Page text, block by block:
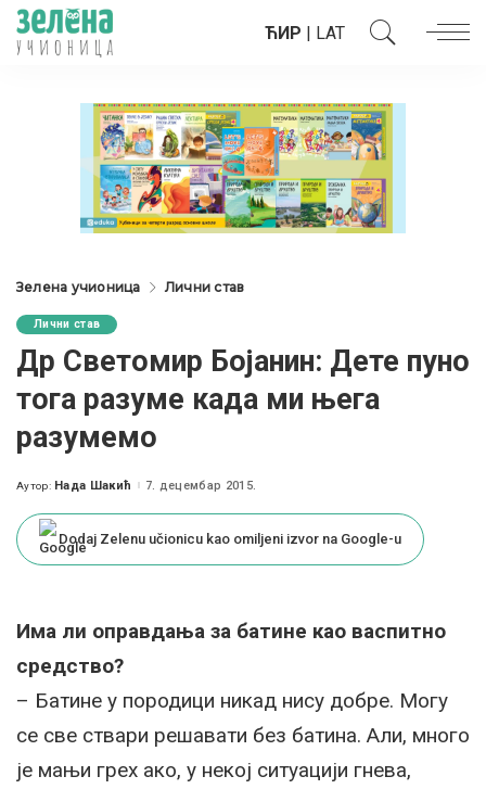
ЋИР | LAT
Зелена учионица Лични став
Лични став
Др Светомир Бојанин: Дете пуно
тога разуме када ми њега
разумемо
Posted
Аутор: Нада Шакић 7. децембар 2015.
Dodaj Zelenu učionicu kao omiljeni izvor na Google-u
Има ли оправдања за батине као васпитно
средство?
– Батине у породици никад нису добре. Могу
се све ствари решавати без батина. Али, много
је мањи грех ако, у некој ситуацији гнева,